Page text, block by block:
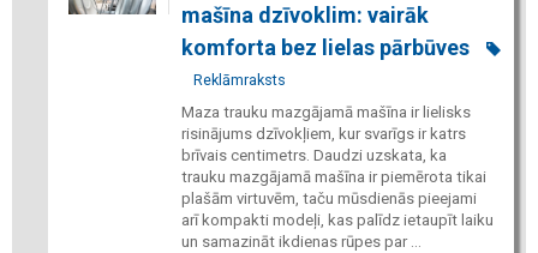
mašīna dzīvoklim: vairāk
komforta bez lielas pārbūves
Reklāmraksts
Maza trauku mazgājamā mašīna ir lielisks
risinājums dzīvokļiem, kur svarīgs ir katrs
brīvais centimetrs. Daudzi uzskata, ka
trauku mazgājamā mašīna ir piemērota tikai
plašām virtuvēm, taču mūsdienās pieejami
arī kompakti modeļi, kas palīdz ietaupīt laiku
un samazināt ikdienas rūpes par ...